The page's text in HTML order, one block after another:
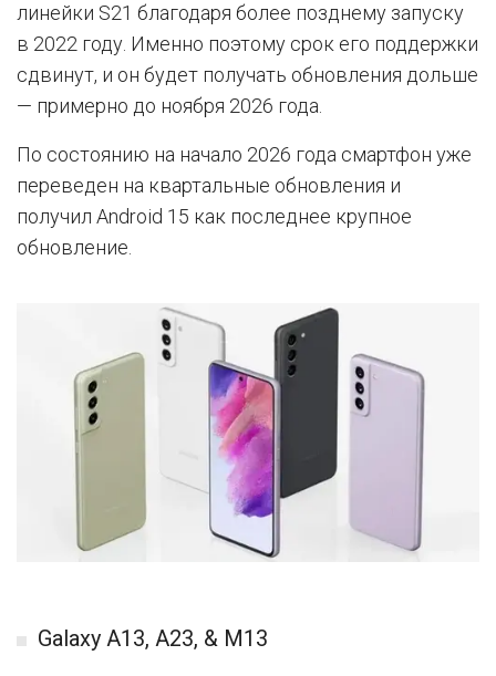
линейки S21 благодаря более позднему запуску
в 2022 году. Именно поэтому срок его поддержки
сдвинут, и он будет получать обновления дольше
— примерно до ноября 2026 года.
По состоянию на начало 2026 года смартфон уже
переведен на квартальные обновления и
получил Android 15 как последнее крупное
обновление.
Galaxy A13, A23, & M13